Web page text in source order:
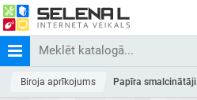
Biroja aprīkojums Papīra smalcinātāji